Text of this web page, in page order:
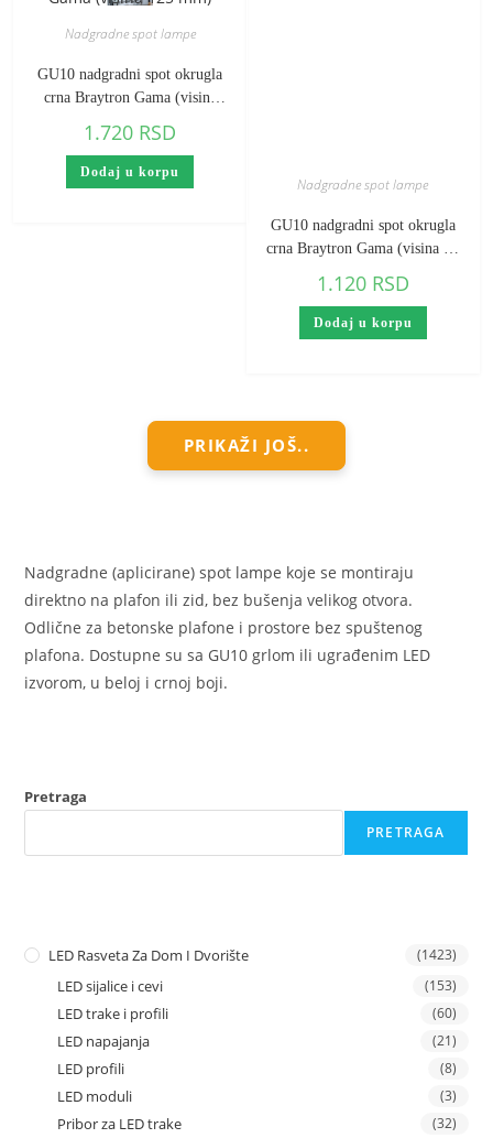
Nadgradne spot lampe
GU10 nadgradni spot okrugla
crna Braytron Gama (visina
1.720 RSD
Dodaj u korpu
Nadgradne spot lampe
GU10 nadgradni spot okrugla
crna Braytron Gama (visina 85
1.120 RSD
Dodaj u korpu
PRIKAŽI JOŠ..
Nadgradne (aplicirane) spot lampe koje se montiraju
direktno na plafon ili zid, bez bušenja velikog otvora.
Odlične za betonske plafone i prostore bez spuštenog
plafona. Dostupne su sa GU10 grlom ili ugrađenim LED
izvorom, u beloj i crnoj boji.
Pretraga
PRETRAGA
LED Rasveta Za Dom I Dvorište (1423)
LED sijalice i cevi (153)
LED trake i profili (60)
LED napajanja (21)
LED profili (8)
LED moduli (3)
Pribor za LED trake (32)